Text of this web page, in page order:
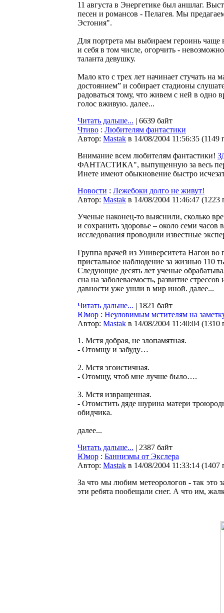
11 августа в Энергетике был аншлаг.
песен и романсов - Пелагея. Мы
Эстония".
Для портрета мы выбираем героинь чаще
и себя в том числе, огорчить -
таланта девушку.
Мало кто с трех лет начинает стучать на
достоянием” и собирает стадионы
радоваться тому, что живем с ней в одно
голос вживую. далее...
Читать дальше... | 6639 байт
Чтиво : Любителям фантастики
Автор: Мastak в 14/08/2004 11:56:35 (1149
Внимание всем любителям фантастики!
ФАНТАСТИКА", выпущенную за весь
Инете имеют обыкновение быстро
Новости : Лежебоки долго не живут!
Автор: Мastak в 14/08/2004 11:46:47 (1223
Ученые наконец-то выяснили, сколько
и сохранить здоровье – около семи часов
исследования проводили известные
Группа врачей из Университета Нагои во
пристальное наблюдение за жизнью 110
Следующие десять лет ученые
сна на заболеваемость, развитие
давности уже ушли в мир иной. далее...
Читать дальше... | 1821 байт
Юмор : Неуловимым мстителям на
Автор: Мastak в 14/08/2004 11:40:04 (1310
1. Мстя добpая, не злопамятная.
- Отомщу и забуду…
2. Мстя эгоистичная.
- Отомщу, чтоб мне лучше было….
3. Мстя извpащенная.
- Отомстить дяде шуpина матеpи
обидчика.
далее...
Читать дальше... | 2387 байт
Юмор : Баннизмы от Экслера
Автор: Мastak в 14/08/2004 11:33:14 (1407
За что мы любим метеорологов - так это
эти ребята пообещали снег. А что им,